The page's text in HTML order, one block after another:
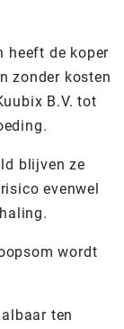
heeft de koper
zonder kosten
B.V. tot
blijven ze
evenwel
wordt
ten